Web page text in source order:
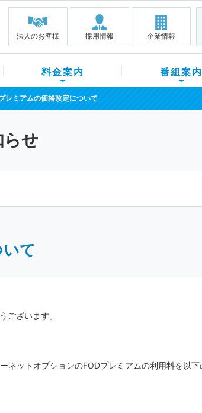
法人のお客様 採用情報 企業情報
料金案内 番組案内
レミアムの価格改定について
せ
て
ございます。
ットオプションのFODプレミアムの利用料を以下